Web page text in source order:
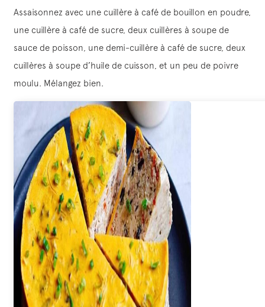
Assaisonnez avec une cuillère à café de bouillon en poudre,
une cuillère à café de sucre, deux cuillères à soupe de
sauce de poisson, une demi-cuillère à café de sucre, deux
cuillères à soupe d’huile de cuisson, et un peu de poivre
moulu. Mélangez bien.